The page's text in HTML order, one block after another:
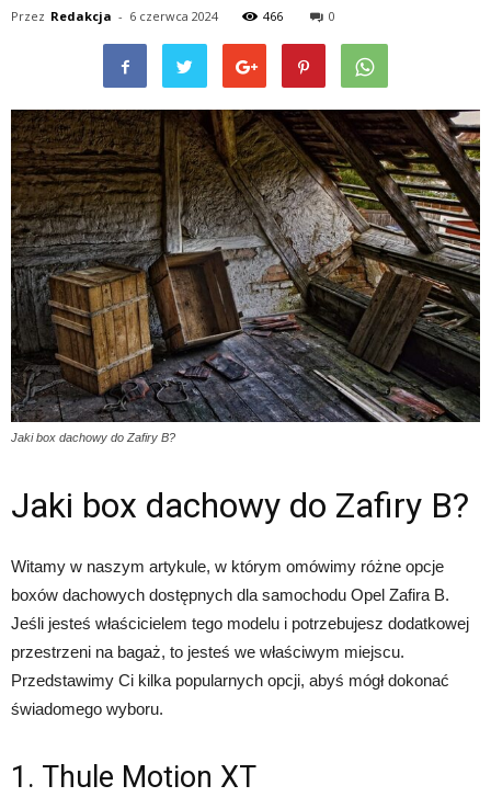
Przez Redakcja - 6 czerwca 2024 466 0
Jaki box dachowy do Zafiry B?
Jaki box dachowy do Zafiry B?
Witamy w naszym artykule, w którym omówimy różne opcje
boxów dachowych dostępnych dla samochodu Opel Zafira B.
Jeśli jesteś właścicielem tego modelu i potrzebujesz dodatkowej
przestrzeni na bagaż, to jesteś we właściwym miejscu.
Przedstawimy Ci kilka popularnych opcji, abyś mógł dokonać
świadomego wyboru.
1. Thule Motion XT